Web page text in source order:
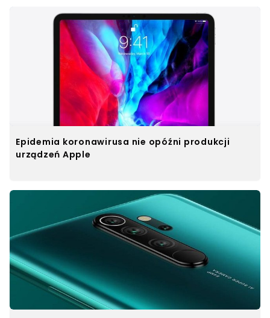
Epidemia koronawirusa nie opóźni produkcji
urządzeń Apple